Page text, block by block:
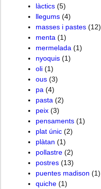
làctics (5)
llegums (4)
masses i pastes (12)
menta (1)
mermelada (1)
nyoquis (1)
oli (1)
ous (3)
pa (4)
pasta (2)
peix (3)
pensaments (1)
plat únic (2)
plàtan (1)
pollastre (2)
postres (13)
puentes madison (1)
quiche (1)